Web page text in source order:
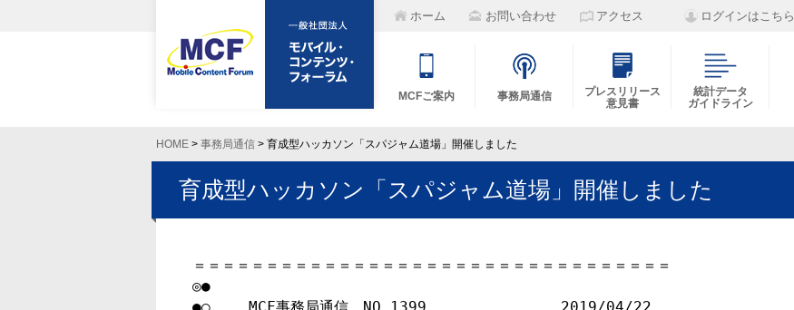
ホーム お問い合わせ アクセス ログインはこちら
MCFご案内 事務局通信
プレスリリース
意見書
統計データ
ガイドライン
HOME > 事務局通信 > 育成型ハッカソン「スパジャム道場」開催しました
育成型ハッカソン「スパジャム道場」開催しました
＝＝＝＝＝＝＝＝＝＝＝＝＝＝＝＝＝＝＝＝＝＝＝＝＝＝＝＝＝＝＝＝＝
◎●